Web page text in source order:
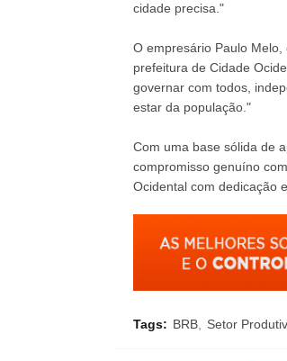
cidade precisa."
O empresário Paulo
prefeitura de Cidade
governar com todos,
estar da população."
Com uma base sólida de
compromisso genuíno
Ocidental com dedicação
Tags: BRB Setor